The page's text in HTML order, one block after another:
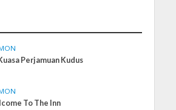
Perjamuan Kudus
To The Inn